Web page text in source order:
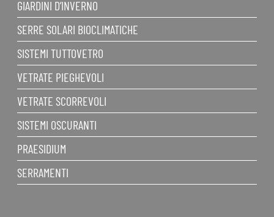
GIARDINI D’INVERNO
SERRE SOLARI BIOCLIMATICHE
SISTEMI TUTTOVETRO
VETRATE PIEGHEVOLI
VETRATE SCORREVOLI
SISTEMI OSCURANTI
PRAESIDIUM
SERRAMENTI